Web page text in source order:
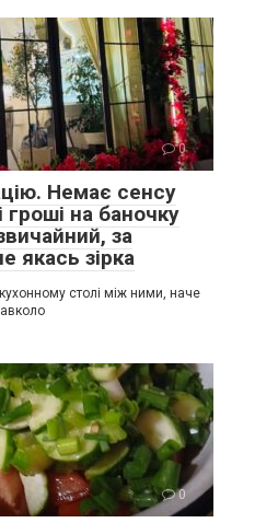
0
Немає сенсу
гроші на баночку
за
якась зірка
столі між ними, наче
0